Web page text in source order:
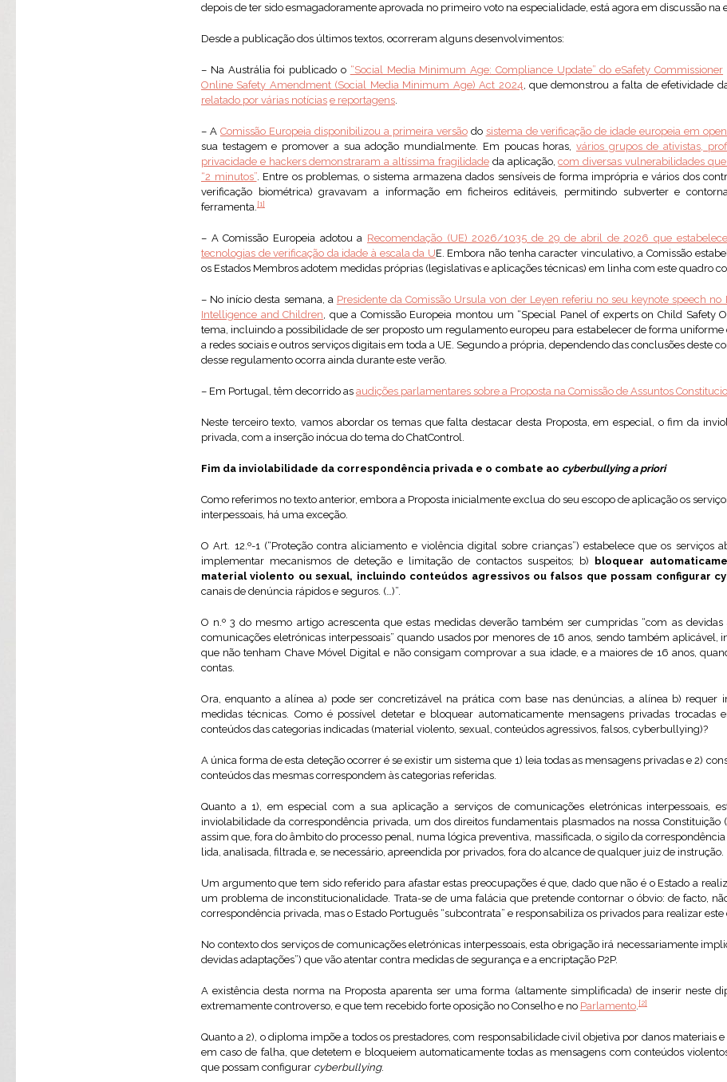
depois de ter sido esmagadoramente aprovada no primeiro voto na especialidade, está agora em discussão na
Desde a publicação dos últimos textos, ocorreram alguns desenvolvimentos:
– Na Austrália foi publicado o “Social Media Minimum Age: Compliance Update” do eSafety Commissioner
Online Safety Amendment (Social Media Minimum Age) Act 2024, que demonstrou a falta de efetividade
relatado por várias notícias e reportagens.
– A Comissão Europeia disponibilizou a primeira versãodo sistema de verificação de idade europeia em
sua testagem e promover a sua adoção mundialmente. Em poucas horas, vários grupos de ativistas,
privacidade e hackers demonstraram a altíssima fragilidadeda aplicação,com diversas vulnerabilidades
“2 minutos”. Entre os problemas, o sistema armazena dados sensíveis de forma imprópria e vários dos
verificação biométrica) gravavam a informação em ficheiros editáveis, permitindo subverter e
ferramenta.[1]
– A Comissão Europeia adotou a Recomendação (UE) 2026/1035 de 29 de abril de 2026 que
tecnologias de verificação da idade à escala da UE. Embora não tenha caracter vinculativo, a Comissão
os Estados Membros adotem medidas próprias (legislativas e aplicações técnicas) em linha com este quadro
– No início desta semana, a Presidente da Comissão Ursula von der Leyen referiu no seu keynote speech
Intelligence and Children, que a Comissão Europeia montou um “Special Panel of experts on Child Safety
tema, incluindo a possibilidade de ser proposto um regulamento europeu para estabelecer de forma uniforme
a redes sociais e outros serviços digitais em toda a UE. Segundo a própria, dependendo das conclusões deste
desse regulamento ocorra ainda durante este verão.
– Em Portugal, têm decorrido as audições parlamentares sobre a Proposta na Comissão de Assuntos
Neste terceiro texto, vamos abordar os temas que falta destacar desta Proposta, em especial, o fim da
privada, com a inserção inócua do tema do ChatControl.
Fim da inviolabilidade da correspondência privada e o combate ao cyberbullying a priori
Como referimos no texto anterior, embora a Proposta inicialmente exclua do seu escopo de aplicação os
interpessoais, há uma exceção.
O Art. 12.º-1 (“Proteção contra aliciamento e violência digital sobre crianças”) estabelece que os serviços
implementar mecanismos de deteção e limitação de contactos suspeitos; b)
bloquear
material violento ou sexual, incluindo conteúdos agressivos ou falsos que possam configurar
canais de denúncia rápidos e seguros. (…)”.
O n.º 3 do mesmo artigo acrescenta que estas medidas deverão também ser cumpridas “com as devidas
comunicações eletrónicas interpessoais” quando usados por menores de 16 anos, sendo também aplicável,
que não tenham Chave Móvel Digital e não consigam comprovar a sua idade, e a maiores de 16 anos,
contas.
Ora, enquanto a alínea a) pode ser concretizável na prática com base nas denúncias, a alínea b) requer
medidas técnicas. Como é possível detetar e bloquear automaticamente mensagens privadas trocadas
conteúdos das categorias indicadas (material violento, sexual, conteúdos agressivos, falsos, cyberbullying)?
A única forma de esta deteção ocorrer é se existir um sistema que 1) leia todas as mensagens privadas e 2)
conteúdos das mesmas correspondem às categorias referidas.
Quanto a 1), em especial com a sua aplicação a serviços de comunicações eletrónicas interpessoais,
inviolabilidade da correspondência privada, um dos direitos fundamentais plasmados na nossa Constituição
assim que, fora do âmbito do processo penal, numa lógica preventiva, massificada, o sigilo da correspondência
lida, analisada, filtrada e, se necessário, apreendida por privados, fora do alcance de qualquer juiz de instrução.
Um argumento que tem sido referido para afastar estas preocupações é que, dado que não é o Estado a
um problema de inconstitucionalidade. Trata-se de uma falácia que pretende contornar o óbvio: de facto,
correspondência privada, mas o Estado Português “subcontrata” e responsabiliza os privados para realizar este
No contexto dos serviços de comunicações eletrónicas interpessoais, esta obrigação irá necessariamente
devidas adaptações”) que vão atentar contra medidas de segurança e a encriptação P2P.
A existência desta norma na Proposta aparenta ser uma forma (altamente simplificada) de inserir neste
extremamente controverso, e que tem recebido forte oposição no Conselho e no Parlamento.[2]
Quanto a 2), o diploma impõe a todos os prestadores, com responsabilidade civil objetiva por danos materiais
em caso de falha, que detetem e bloqueiem automaticamente todas as mensagens com conteúdos
que possam configurar cyberbullying.